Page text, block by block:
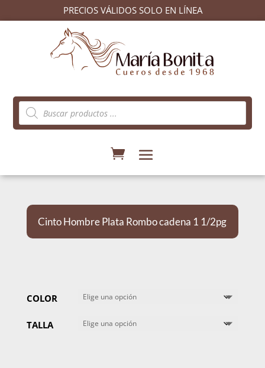
PRECIOS VÁLIDOS SOLO EN LÍNEA
Búsqueda
de
productos
Cinto Hombre Plata Rombo cadena 1 1/2pg
COLOR
TALLA